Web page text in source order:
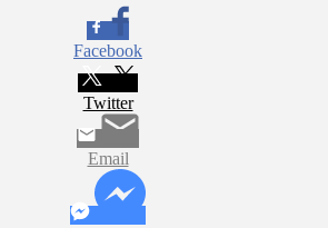
Facebook
Twitter
Email